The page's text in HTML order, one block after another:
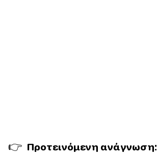
👉 Προτεινόμενη ανάγνωση: